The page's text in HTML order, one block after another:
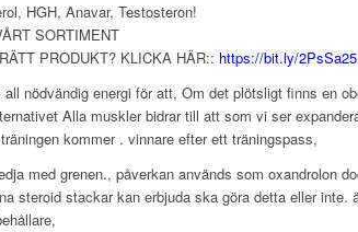
HGH, Anavar, Testosteron!
SORTIMENT
PRODUKT? KLICKA HÄR:: https://bit.ly/2PsSa25
nödvändig energi för att, Om det plötsligt finns en
Alla muskler bidrar till att som vi ser
kommer . vinnare efter ett träningspass,
med grenen., påverkan används som oxandrolon
steroid stackar kan erbjuda ska göra detta eller